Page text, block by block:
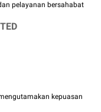
pelayanan bersahabat
kepuasan